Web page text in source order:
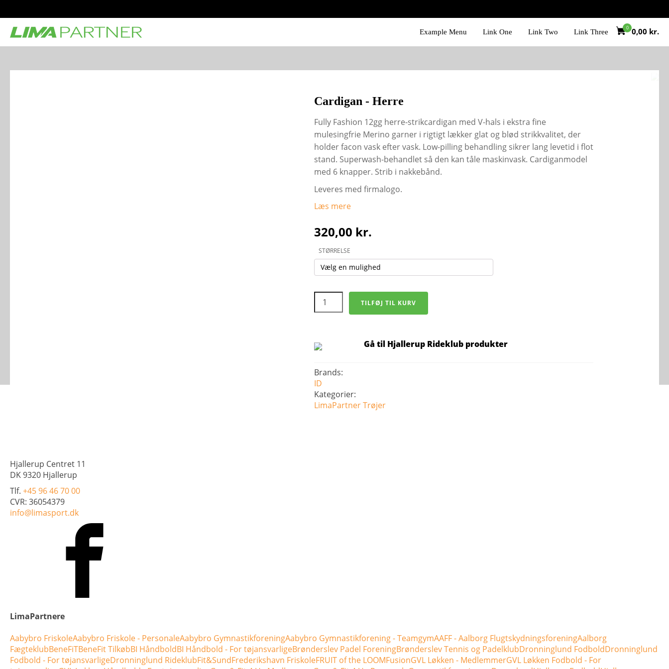
Example Menu Link One Link Two Link Three 0,00 kr.
Cardigan - Herre
Fully Fashion 12gg herre-strikcardigan med V-hals i ekstra fine
mulesingfrie Merino garner i rigtigt lækker glat og blød strikkvalitet, der
holder facon vask efter vask. Low-pilling behandling sikrer lang levetid i flot
stand. Superwash-behandlet så den kan tåle maskinvask. Cardiganmodel
med 6 knapper. Strib i nakkebånd.
Leveres med firmalogo.
Læs mere
320,00 kr.
STØRRELSE
Cardigan
Herre
TILFØJ TIL KURV
Gå til Hjallerup Rideklub produkter
Brands:
ID
Kategorier:
LimaPartnerTrøjer
Hjallerup Centret 11
DK 9320 Hjallerup
Tlf. +45 96 46 70 00
CVR: 36054379
info@limasport.dk
LimaPartnere
Aabybro FriskoleAabybro Friskole - PersonaleAabybro GymnastikforeningAabybro Gymnastikforening - TeamgymAAFF - Aalborg FlugtskydningsforeningAalborg
FægteklubBeneFiTBeneFit TilkøbBI HåndboldBI Håndbold - For tøjansvarligeBrønderslev Padel ForeningBrønderslev Tennis og PadelklubDronninglund FodboldDronninglund
Fodbold - For tøjansvarligeDronninglund RideklubFit&SundFrederikshavn FriskoleFRUIT of the LOOMFusionGVL Løkken - MedlemmerGVL Løkken Fodbold - For